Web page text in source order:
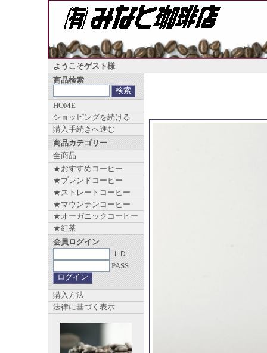
ようこそゲスト様
商品検索
HOME
ショッピングを続ける
購入手続きへ進む
商品カテゴリー
全商品
★おすすめコーヒー
★ブレンドコーヒー
★ストレートコーヒー
★マウンテンコーヒー
★オーガニックコーヒー
★紅茶
会員ログイン
ＩＤ
PASS
購入方法
法律に基づく表示